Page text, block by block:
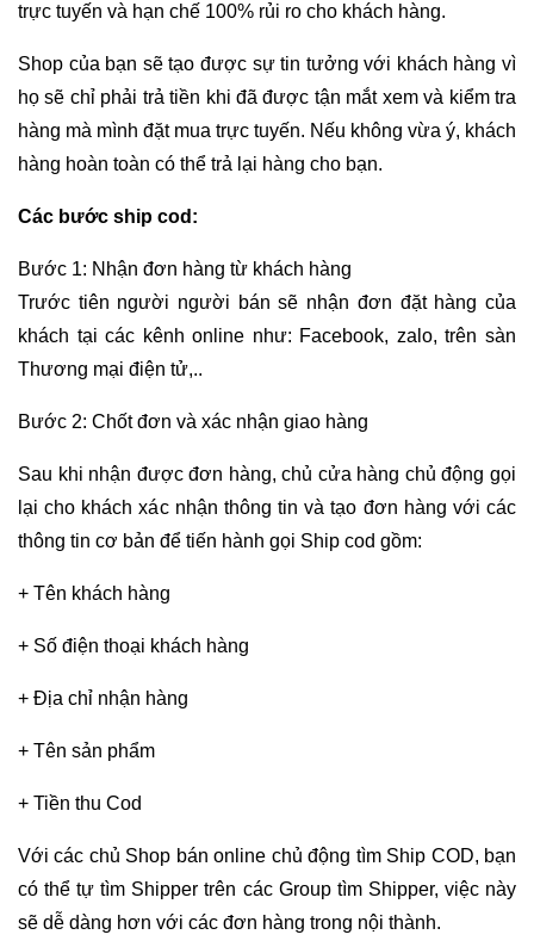
trực tuyến và hạn chế 100% rủi ro cho khách hàng.
Shop của bạn sẽ tạo được sự tin tưởng với khách hàng vì
họ sẽ chỉ phải trả tiền khi đã được tận mắt xem và kiểm tra
hàng mà mình đặt mua trực tuyến. Nếu không vừa ý, khách
hàng hoàn toàn có thể trả lại hàng cho bạn.
Các bước ship cod:
Bước 1: Nhận đơn hàng từ khách hàng
Trước tiên người người bán sẽ nhận đơn đặt hàng của
khách tại các kênh online như: Facebook, zalo, trên sàn
Thương mại điện tử,..
Bước 2: Chốt đơn và xác nhận giao hàng
Sau khi nhận được đơn hàng, chủ cửa hàng chủ động gọi
lại cho khách xác nhận thông tin và tạo đơn hàng với các
thông tin cơ bản để tiến hành gọi Ship cod gồm:
+ Tên khách hàng
+ Số điện thoại khách hàng
+ Địa chỉ nhận hàng
+ Tên sản phẩm
+ Tiền thu Cod
Với các chủ Shop bán online chủ động tìm Ship COD, bạn
có thể tự tìm Shipper trên các Group tìm Shipper, việc này
sẽ dễ dàng hơn với các đơn hàng trong nội thành.